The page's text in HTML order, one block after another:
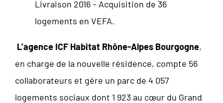
Livraison 2016 – Acquisition de 36
logements en VEFA.
L’agence ICF Habitat Rhône-Alpes Bourgogne,
en charge de la nouvelle résidence, compte 56
collaborateurs et gère un parc de 4 057
logements sociaux dont 1 923 au cœur du Grand